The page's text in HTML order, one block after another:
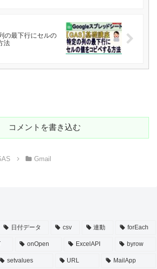
の最下行にセルの
法
コメントを書き込む
Gmail
日付データ csv 連動 forEach
onOpen ExcelAPI byrow
setvalues URL MailApp